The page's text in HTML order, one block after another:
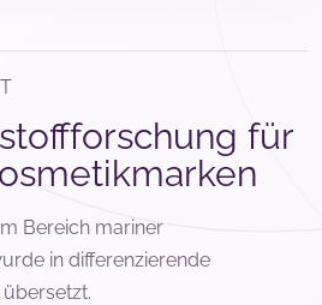
für
Bereich mariner
in differenzierende